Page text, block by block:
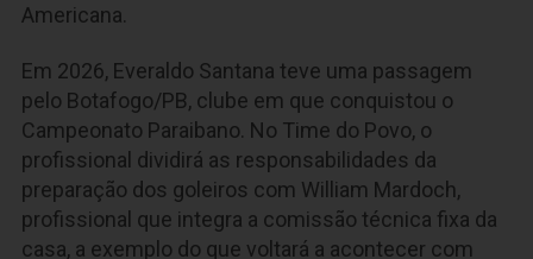
Americana.
Em 2026, Everaldo Santana teve uma passagem
pelo Botafogo/PB, clube em que conquistou o
Campeonato Paraibano. No Time do Povo, o
profissional dividirá as responsabilidades da
preparação dos goleiros com William Mardoch,
profissional que integra a comissão técnica fixa da
casa, a exemplo do que voltará a acontecer com